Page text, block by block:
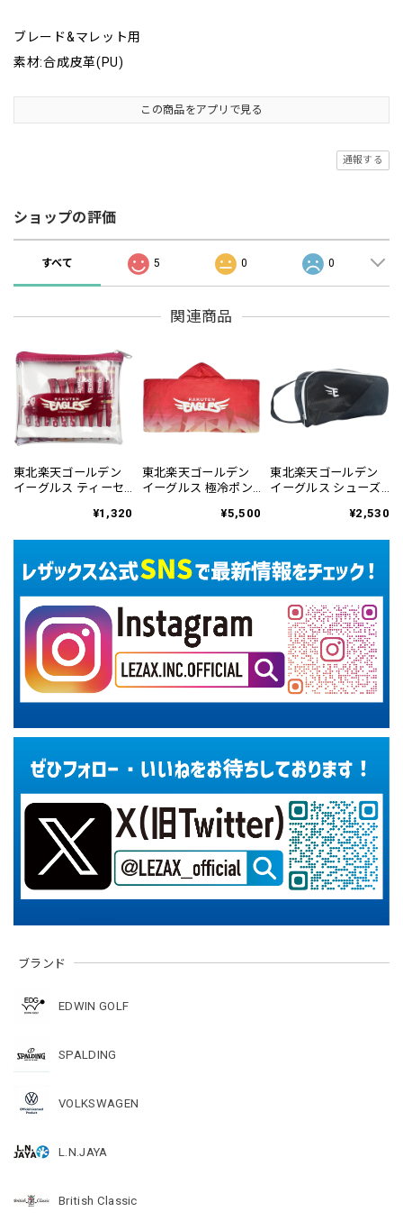
ブランド
EDWIN GOLF
SPALDING
VOLKSWAGEN
L.N.JAYA
British Classic
ブレード&マレット用
素材:合成皮革(PU)
この商品をアプリで見る
通報する
ショップの評価
すべて 5 0 0
関連商品
東北楽天ゴールデン
イーグルス ティーセ
¥1,320
東北楽天ゴールデン
イーグルス 極冷ポン
¥5,500
東北楽天ゴールデン
イーグルス シューズ
¥2,530